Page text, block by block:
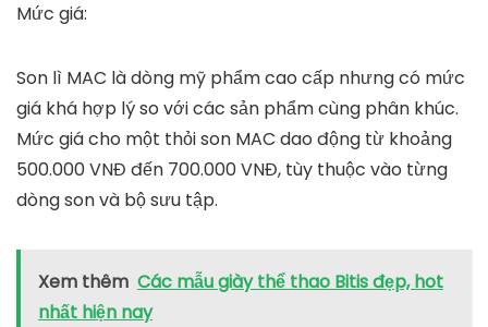
Mức giá:
Son lì MAC là dòng mỹ phẩm cao cấp nhưng có mức
giá khá hợp lý so với các sản phẩm cùng phân khúc.
Mức giá cho một thỏi son MAC dao động từ khoảng
500.000 VNĐ đến 700.000 VNĐ, tùy thuộc vào từng
dòng son và bộ sưu tập.
Xem thêm Các mẫu giày thể thao Bitis đẹp, hot
nhất hiện nay